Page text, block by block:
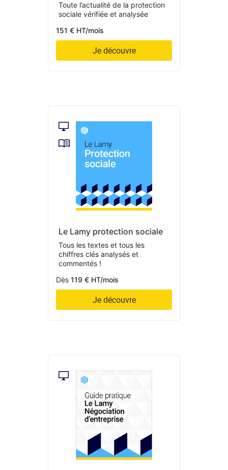
Toute l’actualité de la protection
sociale vérifiée et analysée
151 € HT/mois
Je découvre
Le Lamy protection sociale
Tous les textes et tous les
chiffres clés analysés et
commentés !
Dès 119 € HT/mois
Je découvre